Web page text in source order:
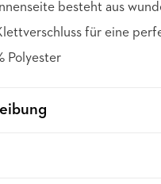
besteht aus
für eine
Polyester